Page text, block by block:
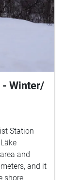
- Winter/
Station
and
and it
shore.